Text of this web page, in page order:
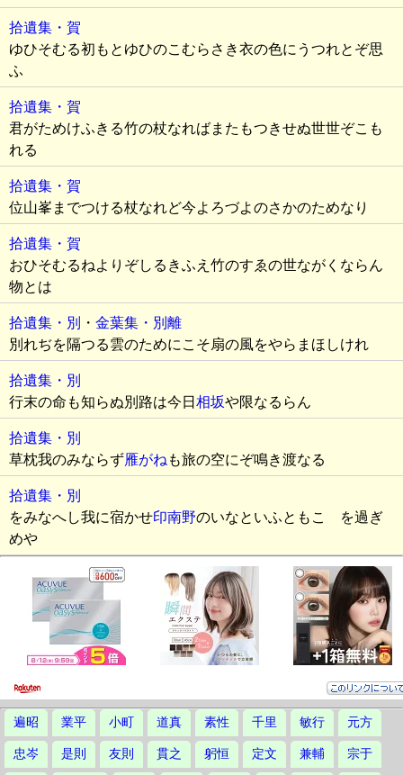
拾遺集・賀
ゆひそむる初もとゆひのこむらさき衣の色にうつれとぞ思
ふ
拾遺集・賀
君がためけふきる竹の杖なればまたもつきせぬ世世ぞこも
れる
拾遺集・賀
位山峯までつける杖なれど今よろづよのさかのためなり
拾遺集・賀
おひそむるねよりぞしるきふえ竹のすゑの世ながくならん
物とは
拾遺集・別 ・ 金葉集・別離
別れぢを隔つる雲のためにこそ扇の風をやらまほしけれ
拾遺集・別
行末の命も知らぬ別路は今日 相坂や限なるらん
拾遺集・別
草枕我のみならず雁がね も旅の空にぞ鳴き渡なる
拾遺集・別
をみなへし我に宿かせ印南野のいなといふともこゝを過ぎ
めや
遍昭 業平 小町 道真 素性 千里 敏行 元方
忠岑 是則 友則 貫之 躬恒 定文 兼輔 宗于